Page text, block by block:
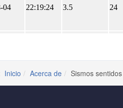
Inicio Acerca de Sismos sentidos